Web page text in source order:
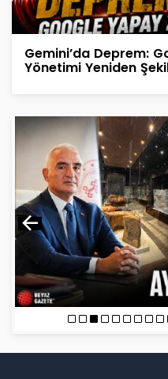
Gemini’da Deprem:
Yönetimi Yeniden